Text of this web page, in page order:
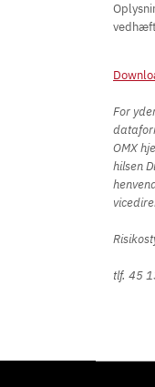
For
OMX
hilsen
tlf. 45